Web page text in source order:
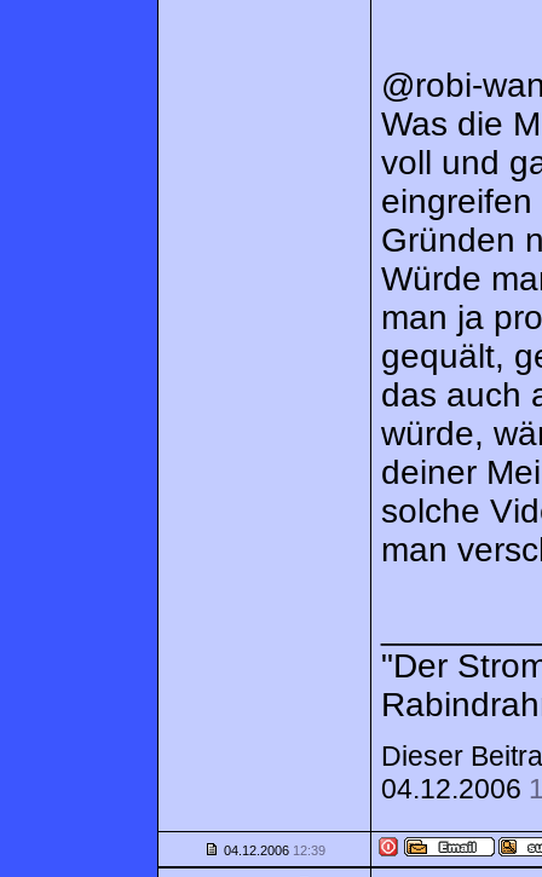
@robi-
Was die
voll und
Gründen
Würde
man ja
gequält,
das auch
würde,
deiner
solche
man
"Der
Dieser
04.12.2006
04.12.2006 12:39